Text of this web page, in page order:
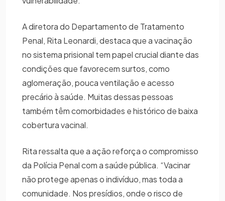
A diretora do Departamento de Tratamento
Penal, Rita Leonardi, destaca que a vacinação
no sistema prisional tem papel crucial diante das
condições que favorecem surtos, como
aglomeração, pouca ventilação e acesso
precário à saúde. Muitas dessas pessoas
também têm comorbidades e histórico de baixa
cobertura vacinal.
Rita ressalta que a ação reforça o compromisso
da Polícia Penal com a saúde pública. “Vacinar
não protege apenas o indivíduo, mas toda a
comunidade. Nos presídios, onde o risco de